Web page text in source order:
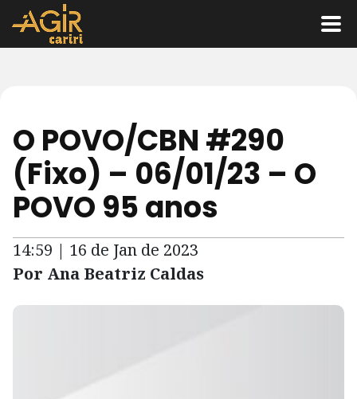
O POVO/CBN #290
(Fixo) – 06/01/23 – O
POVO 95 anos
14:59 | 16 de Jan de 2023
Por Ana Beatriz Caldas